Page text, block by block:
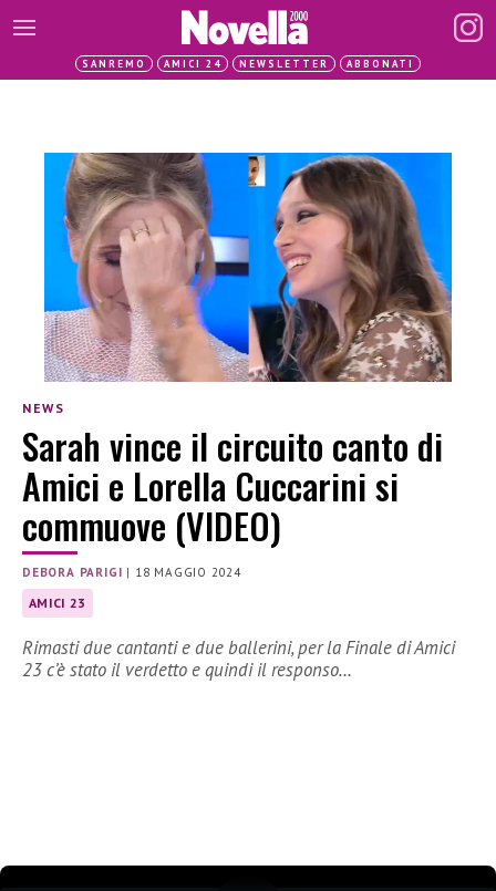
SANREMO AMICI 24 NEWSLETTER ABBONATI
NEWS
Sarah vince il circuito canto di
Amici e Lorella Cuccarini si
commuove (VIDEO)
DEBORA PARIGI | 18 MAGGIO 2024
AMICI 23
Rimasti due cantanti e due ballerini, per la Finale di Amici
23 c’è stato il verdetto e quindi il responso…